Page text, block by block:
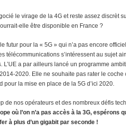
le virage de la 4G et reste assez discrèt
elle être disponible en France ?
futur pour la « 5G » qui n’a pas encore
télécommunications s’intéressent au sujet
L’UE a par ailleurs lancé un programme
2020. Elle ne souhaite pas rater le coche
pour la mise en place de la 5G d’ici 2020.
de nos opérateurs et des nombreux défis
où l’on n’a pas accès à la 3G, espérons
à plus d’un gigabit par seconde !